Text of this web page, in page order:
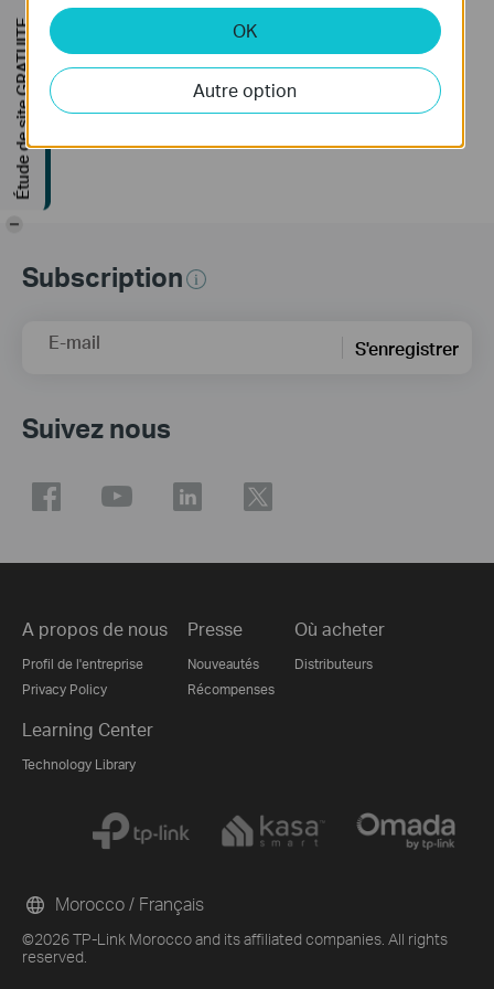
If you can’t access the internet using a DSL modem and TP-Link router, this video can help you solve the problem. If you can’t access the internet using a cable modem and TP-Link router, follow this video step by step to solve your problem.
Plus
Subscription
E-mail S'enregistrer
Suivez nous
A propos de nous
Profil de l'entreprise
Privacy Policy
Presse
Nouveautés
Récompenses
Où acheter
Distributeurs
Learning Center
Technology Library
©2026 TP-Link Morocco and its affiliated companies. All rights
reserved.
Morocco / Français
OK
Autre option
Étude de site GRATUITE